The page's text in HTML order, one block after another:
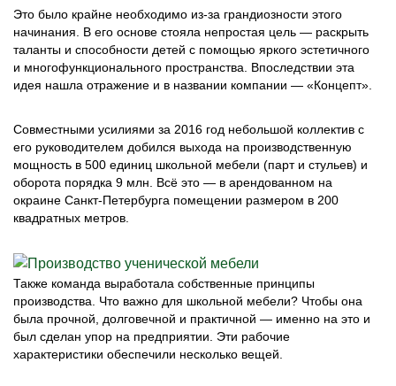
Это было крайне необходимо из-за грандиозности этого
начинания. В его основе стояла непростая цель — раскрыть
таланты и способности детей с помощью яркого эстетичного
и многофункционального пространства. Впоследствии эта
идея нашла отражение и в названии компании — «Концепт».
Совместными усилиями за 2016 год небольшой коллектив с
его руководителем добился выхода на производственную
мощность в 500 единиц школьной мебели (парт и стульев) и
оборота порядка 9 млн. Всё это — в арендованном на
окраине Санкт-Петербурга помещении размером в 200
квадратных метров.
Также команда выработала собственные принципы
производства. Что важно для школьной мебели? Чтобы она
была прочной, долговечной и практичной — именно на это и
был сделан упор на предприятии. Эти рабочие
характеристики обеспечили несколько вещей.